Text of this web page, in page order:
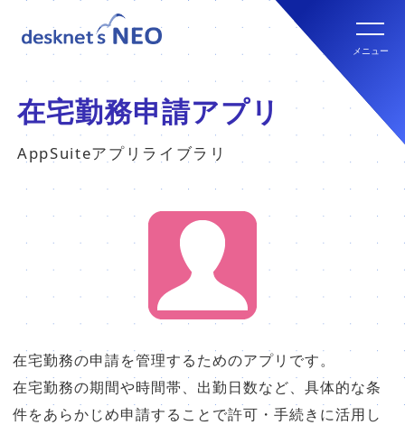
メニュー
クラウド版の特長
パッケージ版の特長
クラウド版・パッケージ版比較
他社グループウェアからの乗換 hot!
ご利用環境について
クラウド版の動作環境
全文検索システム Neuron ES
連携ツール
クラウド版連携ツール
パッケージ版連携ツール
パッケージ版ライセンス価格
パッケージ版ご購入の流れ
販売パートナー
販売パートナー⼀覧
在宅勤務申請アプリ
AppSuiteアプリライブラリ
在宅勤務の申請を管理するためのアプリです。
在宅勤務の期間や時間帯、出勤日数など、具体的な条
件をあらかじめ申請することで許可・手続きに活用し